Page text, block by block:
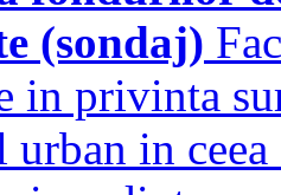
(sondaj)
in privinta
in